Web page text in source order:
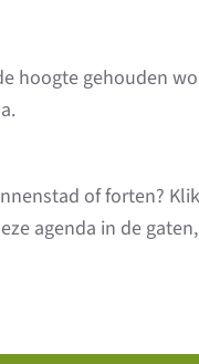
hoogte gehouden
of forten?
agenda in de